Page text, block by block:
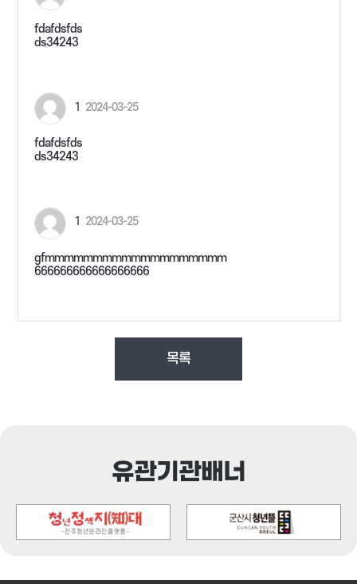
fdafdsfds
ds34243
1 2024-03-25
fdafdsfds
ds34243
1 2024-03-25
gfmmmmmmmmmmmmmmmmmmm
666666666666666666
목록
유관기관배너